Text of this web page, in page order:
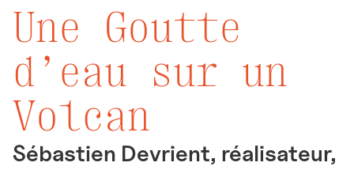
Une Goutte
d’eau sur un
Volcan
Sébastien Devrient, réalisateur,